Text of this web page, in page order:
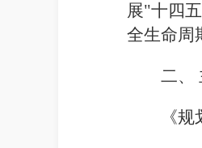
展"十四
全生命周
二、
《